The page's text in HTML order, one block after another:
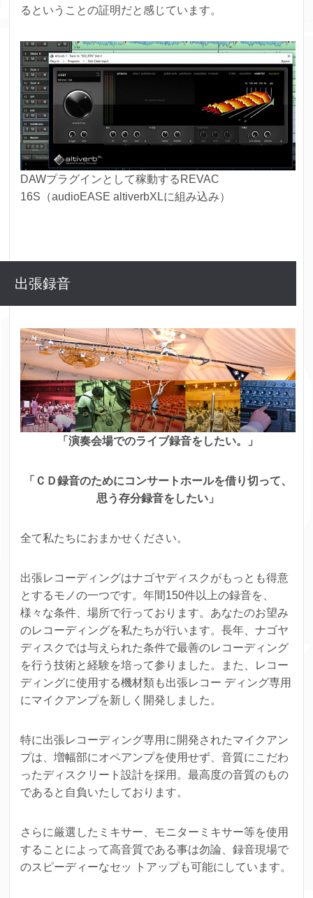
るということの証明だと感じています。
DAWプラグインとして稼動するREVAC
16S（audioEASE altiverbXLに組み込み）
出張録音
「演奏会場でのライブ録音をしたい。」
「ＣＤ録音のためにコンサートホールを借り切って、
思う存分録音をしたい」
全て私たちにおまかせください。
出張レコーディングはナゴヤディスクがもっとも得意
とするモノの一つです。年間150件以上の録音を、
様々な条件、場所で行っております。あなたのお望み
のレコーディングを私たちが行います。長年、ナゴヤ
ディスクでは与えられた条件で最善のレコーディング
を行う技術と経験を培って参りました。
また、レコー
ディングに使用する機材類も出張レコー ディング専用
にマイクアンプを新しく開発しました。
特に出張レコーディング専用に開発されたマイクアン
プは、増幅部にオペアンプを使用せず、音質にこだわ
ったディスクリート設計を採用。最高度の音質のもの
であると自負いたしております。
さらに厳選したミキサー、モニターミキサー等を使用
することによって高音質である事は勿論、録音現場で
のスピーディーなセッ トアップも可能にしています。